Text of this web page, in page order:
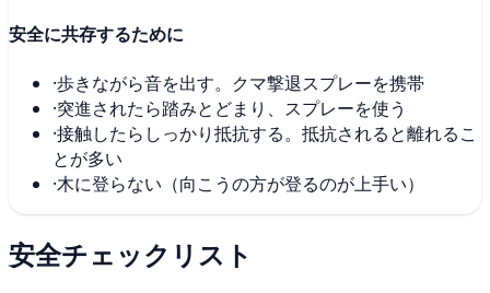
安全に共存するために
·歩きながら音を出す。クマ撃退スプレーを携帯
·突進されたら踏みとどまり、スプレーを使う
·接触したらしっかり抵抗する。抵抗されると離れるこ
とが多い
·木に登らない（向こうの方が登るのが上手い）
安全チェックリスト